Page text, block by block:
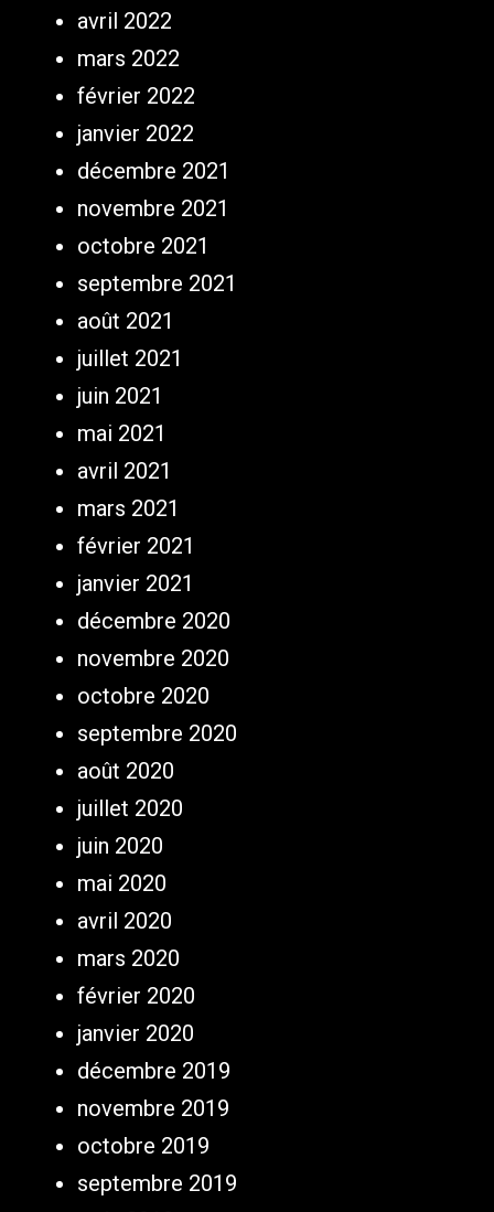
avril 2022
mars 2022
février 2022
janvier 2022
décembre 2021
novembre 2021
octobre 2021
septembre 2021
août 2021
juillet 2021
juin 2021
mai 2021
avril 2021
mars 2021
février 2021
janvier 2021
décembre 2020
novembre 2020
octobre 2020
septembre 2020
août 2020
juillet 2020
juin 2020
mai 2020
avril 2020
mars 2020
février 2020
janvier 2020
décembre 2019
novembre 2019
octobre 2019
septembre 2019